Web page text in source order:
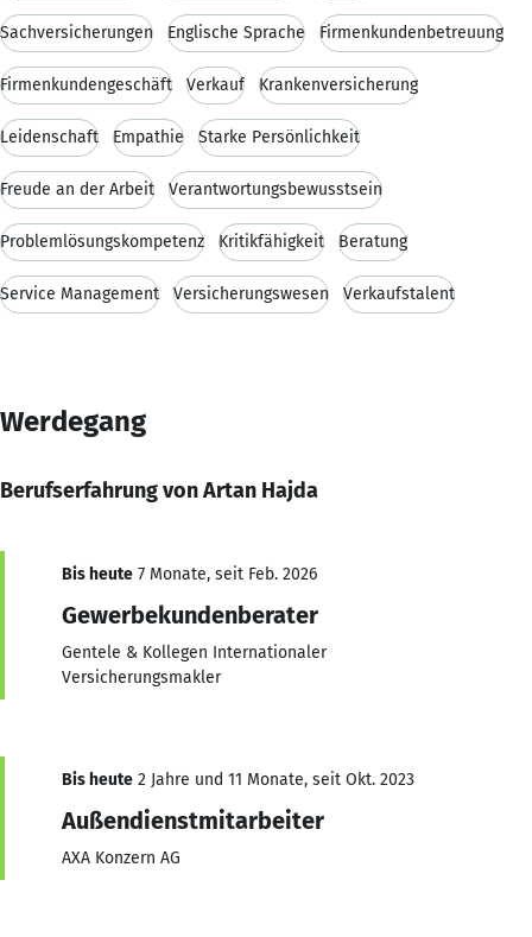
Sachversicherungen Englische Sprache Firmenkundenbetreuung
Firmenkundengeschäft Verkauf Krankenversicherung
Leidenschaft Empathie Starke Persönlichkeit
Freude an der Arbeit Verantwortungsbewusstsein
Problemlösungskompetenz Kritikfähigkeit Beratung
Service Management Versicherungswesen Verkaufstalent
Werdegang
Berufserfahrung von Artan Hajda
Bis heute 7 Monate, seit Feb. 2026
Gewerbekundenberater
Gentele & Kollegen Internationaler
Versicherungsmakler
Bis heute 2 Jahre und 11 Monate, seit Okt. 2023
Außendienstmitarbeiter
AXA Konzern AG